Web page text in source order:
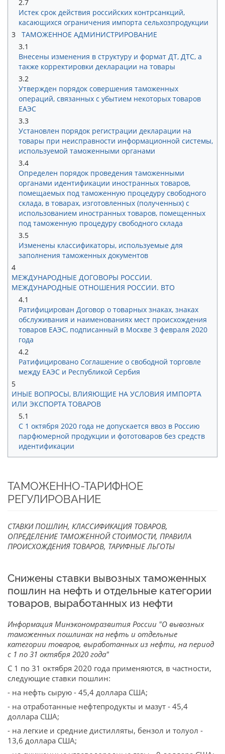
2.7
Истек срок действия российских контрсанкций,
касающихся ограничения импорта сельхозпродукции
3
ТАМОЖЕННОЕ АДМИНИСТРИРОВАНИЕ
3.1
Внесены изменения в структуру и формат ДТ, ДТС, а
также корректировки декларации на товары
3.2
Утвержден порядок совершения таможенных
операций, связанных с убытием некоторых товаров
ЕАЭС
3.3
Установлен порядок регистрации декларации на
товары при неисправности информационной системы,
используемой таможенными органами
3.4
Определен порядок проведения таможенными
органами идентификации иностранных товаров,
помещаемых под таможенную процедуру свободного
склада, в товарах, изготовленных (полученных) с
использованием иностранных товаров, помещенных
под таможенную процедуру свободного склада
3.5
Изменены классификаторы, используемые для
заполнения таможенных документов
4
МЕЖДУНАРОДНЫЕ ДОГОВОРЫ РОССИИ.
МЕЖДУНАРОДНЫЕ ОТНОШЕНИЯ РОССИИ. ВТО
4.1
Ратифицирован Договор о товарных знаках, знаках
обслуживания и наименованиях мест происхождения
товаров ЕАЭС, подписанный в Москве 3 февраля 2020
года
4.2
Ратифицировано Соглашение о свободной торговле
между ЕАЭС и Республикой Сербия
5
ИНЫЕ ВОПРОСЫ, ВЛИЯЮЩИЕ НА УСЛОВИЯ ИМПОРТА
ИЛИ ЭКСПОРТА ТОВАРОВ
5.1
С 1 октября 2020 года не допускается ввоз в Россию
парфюмерной продукции и фототоваров без средств
идентификации
ТАМОЖЕННО-ТАРИФНОЕ
РЕГУЛИРОВАНИЕ
СТАВКИ ПОШЛИН, КЛАССИФИКАЦИЯ ТОВАРОВ,
ОПРЕДЕЛЕНИЕ ТАМОЖЕННОЙ СТОИМОСТИ, ПРАВИЛА
ПРОИСХОЖДЕНИЯ ТОВАРОВ, ТАРИФНЫЕ ЛЬГОТЫ
Снижены ставки вывозных таможенных
пошлин на нефть и отдельные категории
товаров, выработанных из нефти
Информация Минэкономразвития России "О вывозных
таможенных пошлинах на нефть и отдельные
категории товаров, выработанных из нефти, на период
с 1 по 31 октября 2020 года"
С 1 по 31 октября 2020 года применяются, в частности,
следующие ставки пошлин:
- на нефть сырую - 45,4 доллара США;
- на отработанные нефтепродукты и мазут - 45,4
доллара США;
- на легкие и средние дистилляты, бензол и толуол -
13,6 доллара США;